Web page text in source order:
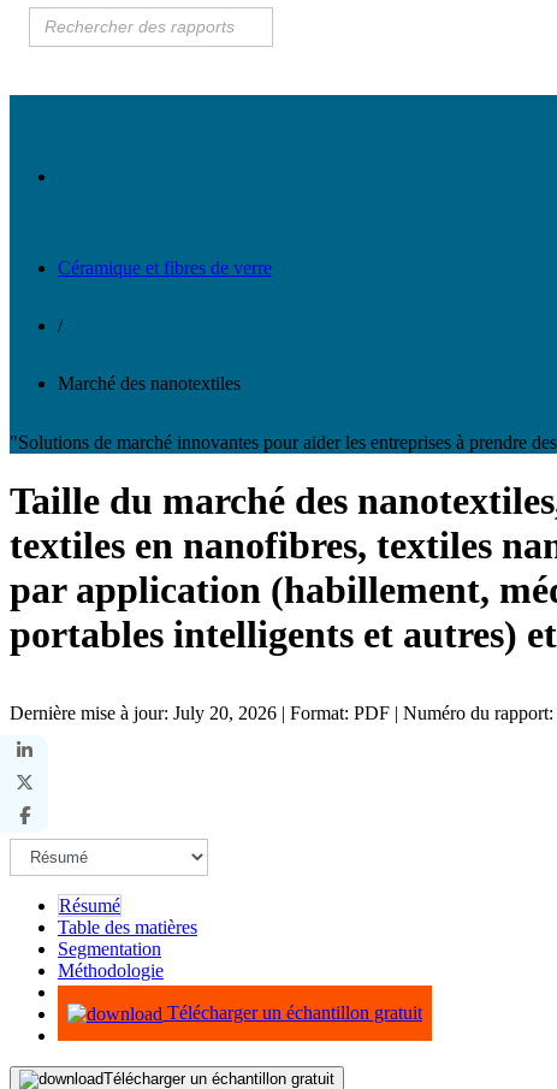
Céramique et fibres de verre
/
Marché des nanotextiles
"Solutions de marché innovantes pour aider les entreprises à prendre
Taille du marché des
textiles en nanofibres, textiles
par application (habillement,
portables intelligents et autres)
Dernière mise à jour: July 20, 2026 | Format: PDF | Numéro du
Résumé
Table des matières
Segmentation
Méthodologie
Infographie
Télécharger un échantillon gratuit
Télécharger un échantillon gratuit